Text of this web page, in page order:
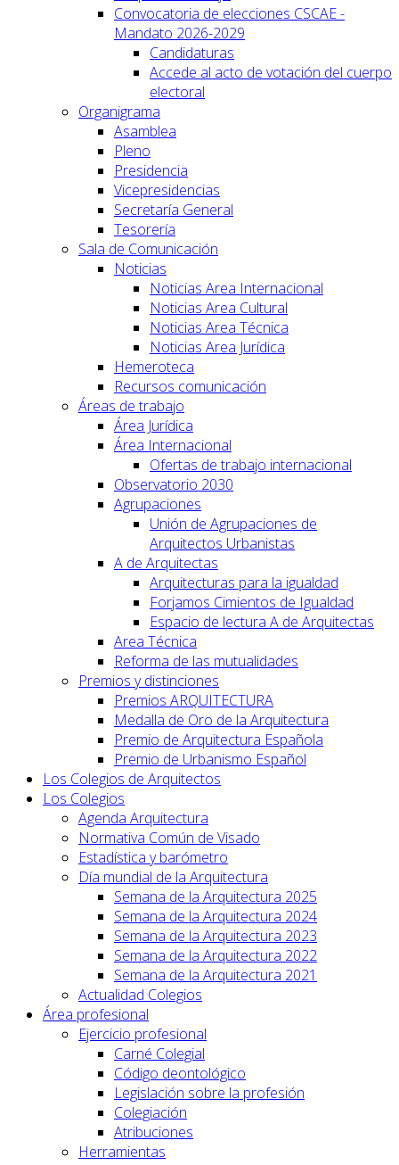
Convocatoria de elecciones CSCAE -
Mandato 2026-2029
Candidaturas
Accede al acto de votación del cuerpo
electoral
Organigrama
Asamblea
Pleno
Presidencia
Vicepresidencias
Secretaría General
Tesorería
Sala de Comunicación
Noticias
Noticias Area Internacional
Noticias Area Cultural
Noticias Area Técnica
Noticias Area Jurídica
Hemeroteca
Recursos comunicación
Áreas de trabajo
Área Jurídica
Área Internacional
Ofertas de trabajo internacional
Observatorio 2030
Agrupaciones
Unión de Agrupaciones de
Arquitectos Urbanistas
A de Arquitectas
Arquitecturas para la igualdad
Forjamos Cimientos de Igualdad
Espacio de lectura A de Arquitectas
Area Técnica
Reforma de las mutualidades
Premios y distinciones
Premios ARQUITECTURA
Medalla de Oro de la Arquitectura
Premio de Arquitectura Española
Premio de Urbanismo Español
Los Colegios de Arquitectos
Los Colegios
Agenda Arquitectura
Normativa Común de Visado
Estadística y barómetro
Día mundial de la Arquitectura
Semana de la Arquitectura 2025
Semana de la Arquitectura 2024
Semana de la Arquitectura 2023
Semana de la Arquitectura 2022
Semana de la Arquitectura 2021
Actualidad Colegios
Área profesional
Ejercicio profesional
Carné Colegial
Código deontológico
Legislación sobre la profesión
Colegiación
Atribuciones
Herramientas